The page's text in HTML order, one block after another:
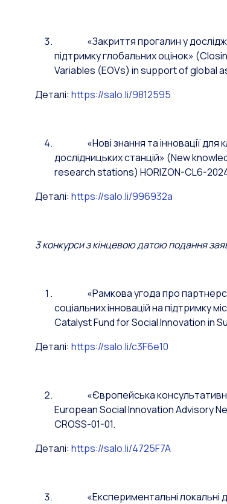
«Закриття прогалин у
підтримку глобальних оцінок»
Variables (EOVs) in support of global
Деталі: https://salo.li/9812595
«Нові знання та інновації для
дослідницьких станцій» (New
research stations) HORIZON-CL6-
Деталі: https://salo.li/996932a
3 конкурси з кінцевою датою подання
«Рамкова угода про
соціальних інновацій на підтримку
Catalyst Fund for Social Innovation in
Деталі: https://salo.li/c3F6e10
«Європейська консультативна
European Social Innovation Advisory
CROSS-01-01.
Деталі: https://salo.li/4725F7A
«Експериментальні локальні дії